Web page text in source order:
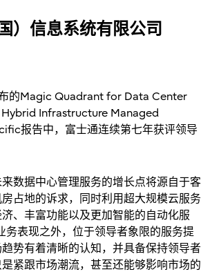
）信息系统有限公司
的Magic Quadrant for Data Center
Infrastructure Managed
报告中，富士通连续第七年获评领导
数据中心管理服务的增长点将源自于客
占地的诉求，同时利用超大规模云服务
、丰富功能以及更加智能的自动化服
务表现之外，位于领导者象限的服务提
势有着清晰的认知，并具备保持领导者
紧跟市场潮流，甚至还能够影响市场的